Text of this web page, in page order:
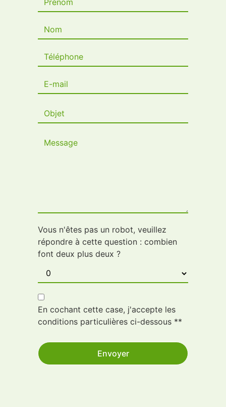
Vous n'êtes pas un robot, veuillez
répondre à cette question : combien
font deux plus deux ?
En cochant cette case, j'accepte les
conditions particulières ci-dessous **
Envoyer